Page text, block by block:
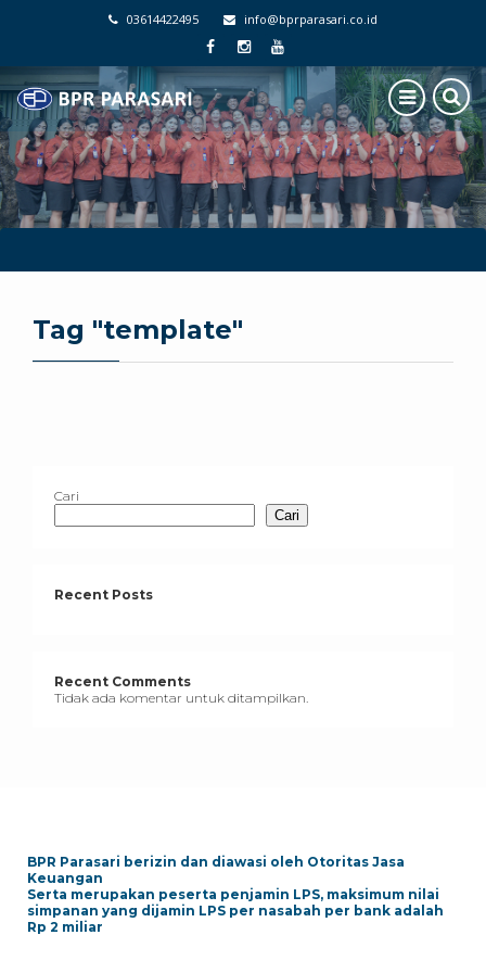
03614422495 info@bprparasari.co.id
Tag "template"
Cari
Cari
Recent Posts
Recent Comments
Tidak ada komentar untuk ditampilkan.
BPR Parasari berizin dan diawasi oleh Otoritas Jasa
Keuangan
Serta merupakan peserta penjamin LPS, maksimum nilai
simpanan yang dijamin LPS per nasabah per bank adalah
Rp 2 miliar